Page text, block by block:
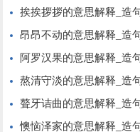
挨挨拶拶的意思解释_造
昂昂不动的意思解释_造
阿罗汉果的意思解释_造
熬清守淡的意思解释_造
聱牙诘曲的意思解释_造
懊恼泽家的意思解释_造